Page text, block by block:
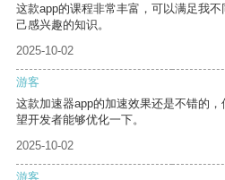
这款app的课程非常丰富，可以满足我
己感兴趣的知识。
2025-10-02
游客
这款加速器app的加速效果还是不错的
望开发者能够优化一下。
2025-10-02
游客